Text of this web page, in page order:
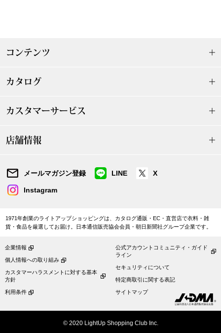
ズ
ファッション
手袋
ベルト
サングラス／
コンテンツ
カタログ
カスタマーサービス
店舗情報
メールマガジン登録 LINE X
Instagram
1971年創業のライトアップショッピングは、カタログ通販・EC・直営店で衣料・雑
貨・食品を厳選してお届け。日本通信販売協会会員・朝日新聞社グループ企業です。
企業情報
個人情報への取り組み
カスタマーハラスメントに対する基本
方針
利用条件
公式アカウントコミュニティ・ガイド
ライン
セキュリティについて
特定商取引に関する表記
サイトマップ
© 2020 LightUp Shopping Club Inc.